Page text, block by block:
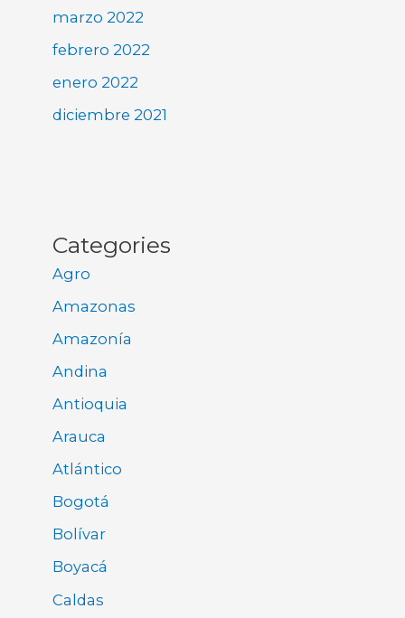
marzo 2022
febrero 2022
enero 2022
diciembre 2021
Categories
Agro
Amazonas
Amazonía
Andina
Antioquia
Arauca
Atlántico
Bogotá
Bolívar
Boyacá
Caldas